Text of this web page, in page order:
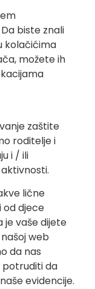
biste znali
kolačićima
možete ih
zaštite
roditelje i
i / ili
lične
od djece
je vaše dijete
web
da nas
da
evidencije.